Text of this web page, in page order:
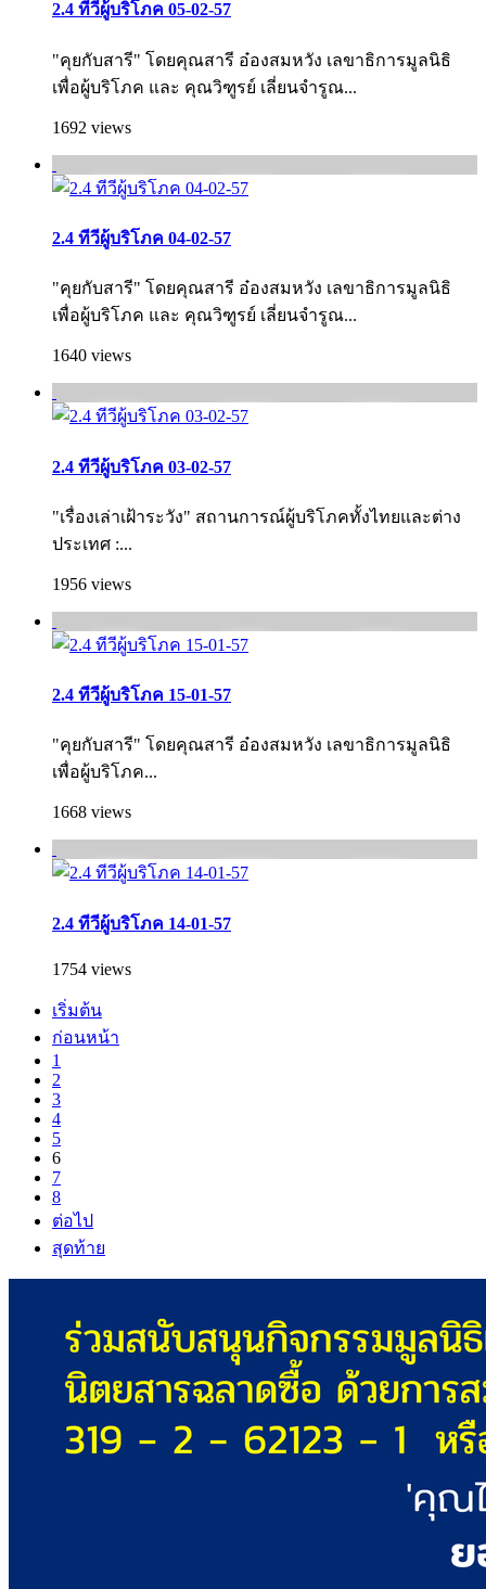
2.4 ทีวีผู้บริโภค 05-02-57
"คุยกับสารี" โดยคุณสารี อ๋องสมหวัง เลขาธิการมูลนิธิ
เพื่อผู้บริโภค และ คุณวิฑูรย์ เลี่ยนจำรูณ...
1692 views
2.4 ทีวีผู้บริโภค 04-02-57
"คุยกับสารี" โดยคุณสารี อ๋องสมหวัง เลขาธิการมูลนิธิ
เพื่อผู้บริโภค และ คุณวิฑูรย์ เลี่ยนจำรูณ...
1640 views
2.4 ทีวีผู้บริโภค 03-02-57
"เรื่องเล่าเฝ้าระวัง" สถานการณ์ผู้บริโภคทั้งไทยและต่าง
ประเทศ :...
1956 views
2.4 ทีวีผู้บริโภค 15-01-57
"คุยกับสารี" โดยคุณสารี อ๋องสมหวัง เลขาธิการมูลนิธิ
เพื่อผู้บริโภค...
1668 views
2.4 ทีวีผู้บริโภค 14-01-57
1754 views
เริ่มต้น
ก่อนหน้า
1
2
3
4
5
6
7
8
ต่อไป
สุดท้าย